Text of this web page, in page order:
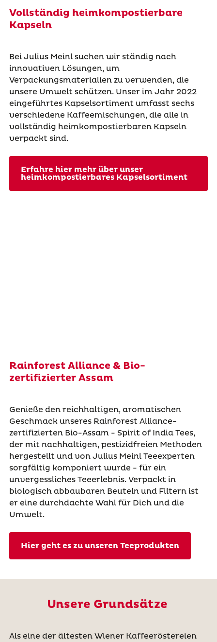
Vollständig heimkompostierbare
Kapseln
Bei Julius Meinl suchen wir ständig nach
innovativen Lösungen, um
Verpackungsmaterialien zu verwenden, die
unsere Umwelt schützen. Unser im Jahr 2022
eingeführtes Kapselsortiment umfasst sechs
verschiedene Kaffeemischungen, die alle in
vollständig heimkompostierbaren Kapseln
verpackt sind.
Erfahre hier mehr über unser
heimkompostierbares Kapselsortiment
Rainforest Alliance & Bio-
zertifizierter Assam
Genieße den reichhaltigen, aromatischen
Geschmack unseres Rainforest Alliance-
zertifizierten Bio-Assam - Spirit of India Tees,
der mit nachhaltigen, pestizidfreien Methoden
hergestellt und von Julius Meinl Teeexperten
sorgfältig komponiert wurde - für ein
unvergessliches Teeerlebnis. Verpackt in
biologisch abbaubaren Beuteln und Filtern ist
er eine durchdachte Wahl für Dich und die
Umwelt.
Hier geht es zu unseren Teeprodukten
Unsere Grundsätze
Als eine der ältesten Wiener Kaffeeröstereien